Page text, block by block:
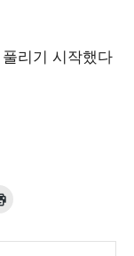
리기 시작했다